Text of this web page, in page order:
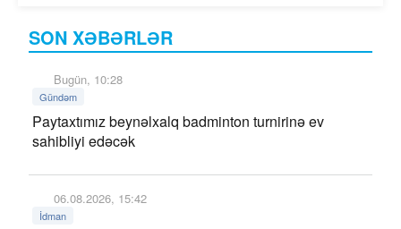
SON XƏBƏRLƏR
Bugün, 10:28
Gündəm
Paytaxtımız beynəlxalq badminton turnirinə ev
sahibliyi edəcək
06.08.2026, 15:42
İdman